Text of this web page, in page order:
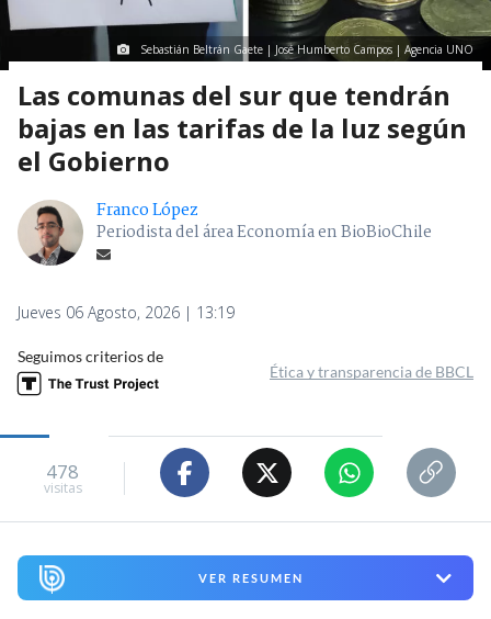
Sebastián Beltrán Gaete | José Humberto Campos | Agencia UNO
Las comunas del sur que tendrán
bajas en las tarifas de la luz según
el Gobierno
Franco López
Periodista del área Economía en BioBioChile
Jueves 06 Agosto, 2026 | 13:19
Seguimos criterios de
Ética y transparencia de BBCL
478
visitas
VER RESUMEN